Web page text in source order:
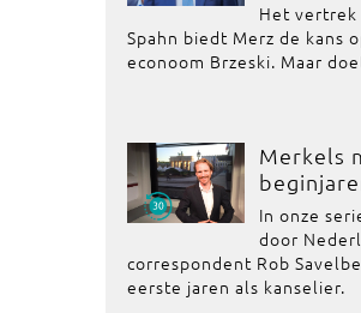
Het
Spahn biedt Merz de kans
econoom Brzeski. Maar
Merkels
In onze
door
correspondent Rob
eerste jaren als kanselier.